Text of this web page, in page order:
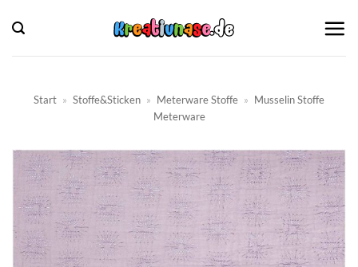
Inhalt
springen
Start » Stoffe&Sticken » Meterware Stoffe » Musselin Stoffe
Meterware